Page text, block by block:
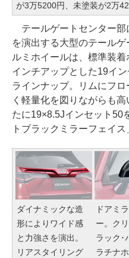
が3万5200円、未塗装が2万
テールゲートセンター部
を演出する大型のテール
ルミホイールは、標準装
インチアップとした19イ
ラインナップ。リムにフ
く軽量化を図りながらも
たに19×8.5Jインセット50
トブラックミラーフェイス
ダイナミックな造
形によりワイド感
と力強さを演出。
リアスタイリング
ドアミ
ー。ク
ラック･
ラチナ